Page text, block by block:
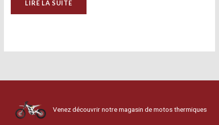
LIRE LA SUITE
Venez découvrir notre magasin de motos thermiques